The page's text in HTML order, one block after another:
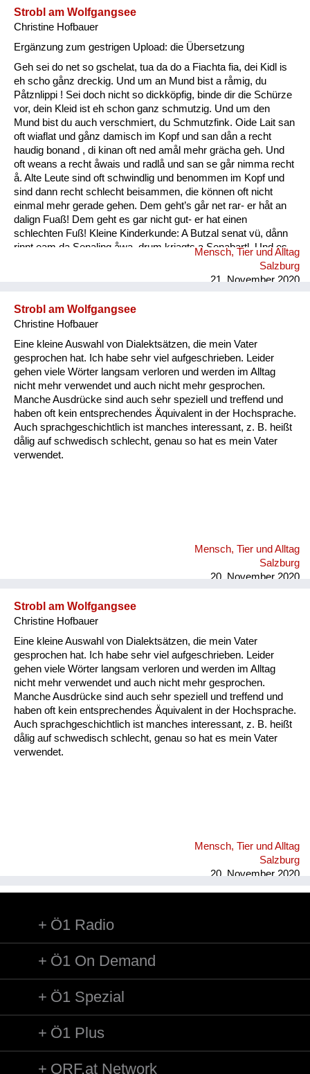
Strobl am Wolfgangsee
Christine Hofbauer
Ergänzung zum gestrigen Upload: die Übersetzung
Geh sei do net so gschelat, tua da do a Fiachta fia, dei Kidl is
eh scho gånz dreckig. Und um an Mund bist a råmig, du
Påtznlippi ! Sei doch nicht so dickköpfig, binde dir die Schürze
vor, dein Kleid ist eh schon ganz schmutzig. Und um den
Mund bist du auch verschmiert, du Schmutzfink. Oide Lait san
oft wiaflat und gånz damisch im Kopf und san dån a recht
haudig bonand , di kinan oft ned amål mehr grächa geh. Und
oft weans a recht åwais und radlå und san se går nimma recht
å. Alte Leute sind oft schwindlig und benommen im Kopf und
sind dann recht schlecht beisammen, die können oft nicht
einmal mehr gerade gehen. Dem geht’s går net rar- er håt an
dalign Fuaß! Dem geht es gar nicht gut- er hat einen
schlechten Fuß! Kleine Kinderkunde: A Butzal senat vü, dånn
rinnt eam da Senaling åwa, drum kriagts a Senabartl. Und es
is a oft råmig um an Mund. Ein Baby speichelt viel, dann rinnt
Mensch, Tier und Alltag
Salzburg
21. November 2020
Strobl am Wolfgangsee
Christine Hofbauer
Eine kleine Auswahl von Dialektsätzen, die mein Vater
gesprochen hat. Ich habe sehr viel aufgeschrieben. Leider
gehen viele Wörter langsam verloren und werden im Alltag
nicht mehr verwendet und auch nicht mehr gesprochen.
Manche Ausdrücke sind auch sehr speziell und treffend und
haben oft kein entsprechendes Äquivalent in der Hochsprache.
Auch sprachgeschichtlich ist manches interessant, z. B. heißt
dålig auf schwedisch schlecht, genau so hat es mein Vater
verwendet.
Mensch, Tier und Alltag
Salzburg
20. November 2020
Strobl am Wolfgangsee
Christine Hofbauer
Eine kleine Auswahl von Dialektsätzen, die mein Vater
gesprochen hat. Ich habe sehr viel aufgeschrieben. Leider
gehen viele Wörter langsam verloren und werden im Alltag
nicht mehr verwendet und auch nicht mehr gesprochen.
Manche Ausdrücke sind auch sehr speziell und treffend und
haben oft kein entsprechendes Äquivalent in der Hochsprache.
Auch sprachgeschichtlich ist manches interessant, z. B. heißt
dålig auf schwedisch schlecht, genau so hat es mein Vater
verwendet.
Mensch, Tier und Alltag
Salzburg
20. November 2020
Ö1 Radio
Ö1 On Demand
Ö1 Spezial
Ö1 Plus
ORF.at Network